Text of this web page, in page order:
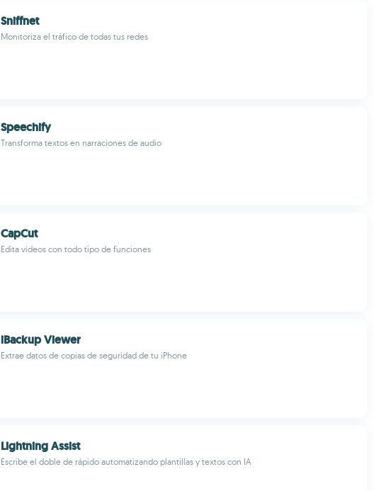
Sniffnet
Monitoriza el tráfico de todas tus redes
Speechify
Transforma textos en narraciones de audio
CapCut
Edita vídeos con todo tipo de funciones
iBackup Viewer
Extrae datos de copias de seguridad de tu iPhone
Lightning Assist
Escribe el doble de rápido automatizando plantillas y textos con IA